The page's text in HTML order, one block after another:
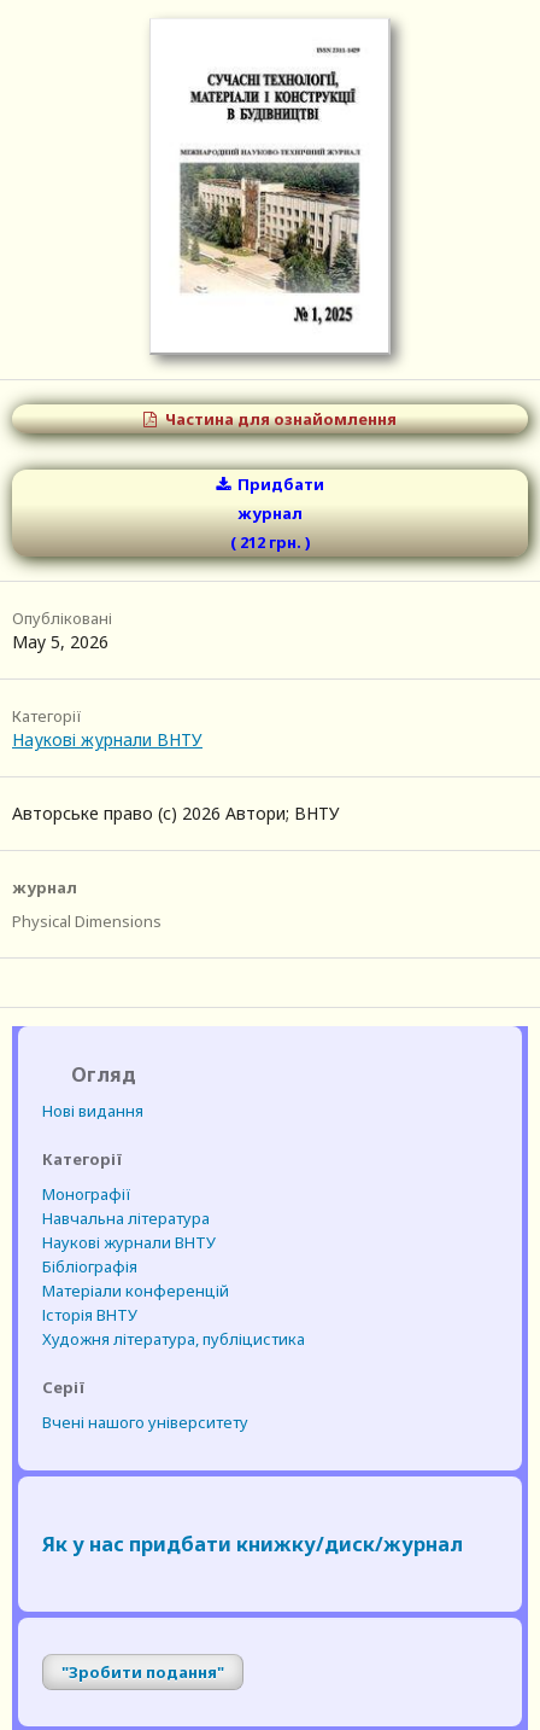
Частина для ознайомлення
Придбати
журнал
( 212 грн.)
Опубліковані
May 5, 2026
Категорії
Наукові журнали ВНТУ
Авторське право (c) 2026 Автори; ВНТУ
журнал
Physical Dimensions
Огляд
Нові видання
Категорії
Монографії
Навчальна література
Наукові журнали ВНТУ
Бібліографія
Матеріали конференцій
Історія ВНТУ
Художня література, публіцистика
Серії
Вчені нашого університету
Як у нас придбати книжку/диск/журнал
"Зробити подання"